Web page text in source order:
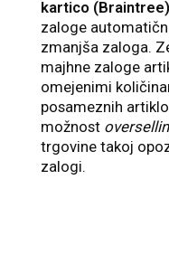
kartico (Braintree)
zaloge
zmanjša zaloga.
majhne zaloge
omejenimi
posameznih
možnost
trgovine takoj
zalogi.